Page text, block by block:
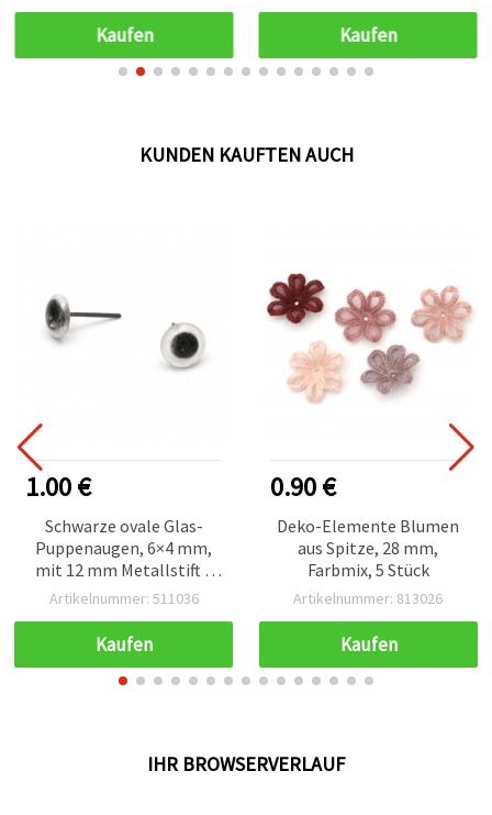
DIY-Projekte
Kaufen Kaufen
KUNDEN KAUFTEN AUCH
1.00 €
Schwarze ovale Glas-
Puppenaugen, 6×4 mm,
mit 12 mm Metallstift –
10er-Pack Bastelaugen
Amigurumi
Artikelnummer: 511036
Kaufen
0.90 €
Deko-Elemente Blumen
aus Spitze, 28 mm,
Farbmix, 5 Stück
Artikelnummer: 813026
Kaufen
IHR BROWSERVERLAUF